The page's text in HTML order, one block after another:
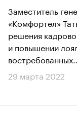
Заместитель
«Комфортел»
решения
и повышении
29 марта 2022